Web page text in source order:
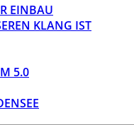
EINBAU
KLANG IST
5.0